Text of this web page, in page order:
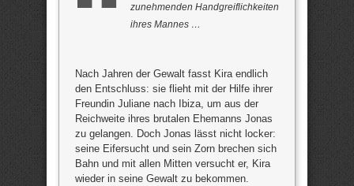
zunehmenden Handgreiflichkeiten
ihres Mannes …
Nach Jahren der Gewalt fasst Kira endlich
den Entschluss: sie flieht mit der Hilfe ihrer
Freundin Juliane nach Ibiza, um aus der
Reichweite ihres brutalen Ehemanns Jonas
zu gelangen. Doch Jonas lässt nicht locker:
seine Eifersucht und sein Zorn brechen sich
Bahn und mit allen Mitten versucht er, Kira
wieder in seine Gewalt zu bekommen.